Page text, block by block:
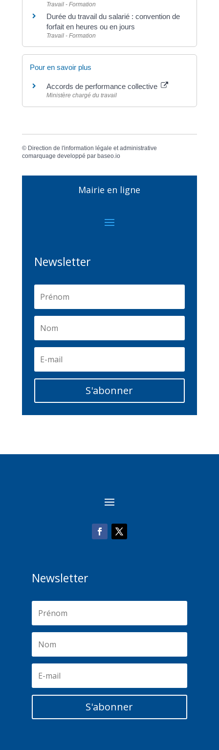
Travail - Formation
Durée du travail du salarié : convention de
forfait en heures ou en jours
Travail - Formation
Pour en savoir plus
Accords de performance collective
Ministère chargé du travail
© Direction de l'information légale et administrative
comarquage developpé par baseo.io
Mairie en ligne
Newsletter
S'abonner
Newsletter
S'abonner